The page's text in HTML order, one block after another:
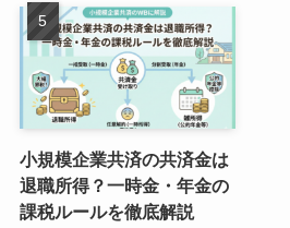
小規模企業共済の共済金は
退職所得？一時金・年金の
課税ルールを徹底解説